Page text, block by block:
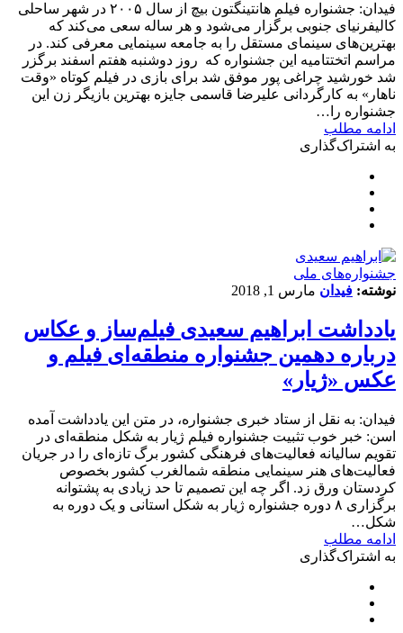
فیدان: جشنواره‌ فیلم هانتینگتون بیچ از سال ۲۰۰۵ در شهر ساحلی
کالیفرنیای جنوبی برگزار می‌شود و هر ساله سعی می‌کند که
بهترین‌های سینمای مستقل را به جامعه سینمایی معرفی کند. در
مراسم اتختتامیه این جشنواره که روز دوشنبه هفتم اسفند برگزر
شد خورشید چراغی پور موفق شد برای بازی در فیلم کوتاه «وقت
ناهار» به کارگردانی علیرضا قاسمی جایزه بهترین بازیگر زن این
جشنواره را…
ادامه مطلب
به اشتراک‌گذاری
جشنواره‌های ملی
نوشته: فیدان مارس 1, 2018
یادداشت ابراهیم سعیدی فیلم‌ساز و عکاس
درباره دهمین جشنواره منطقه‌ای فیلم و
عکس «ژیار»
فیدان: به نقل از ستاد خبری جشنواره، در متن این یادداشت آمده
اسن: خبر خوب تثبیت جشنواره فیلم ژیار به شکل منطقه‌ای در
تقویم سالیانه فعالیت‌های فرهنگی کشور برگ تازه‌ای را در جریان
فعالیت‌های هنر سینمایی منطقه شمالغرب کشور بخصوص
کردستان ورق زد. اگر چه این تصمیم تا حد زیادی به پشتوانه
برگزاری ۸ دوره جشنواره ژیار به شکل استانی و یک دوره به
شکل…
ادامه مطلب
به اشتراک‌گذاری